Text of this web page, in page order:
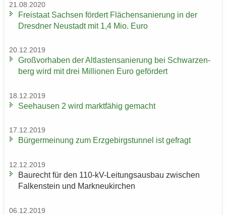
21.08.2020
Frei­staat Sach­sen för­dert Flä­chen­sa­nie­rung in der
Dresd­ner Neu­stadt mit 1,4 Mio. Euro
20.12.2019
Groß­vor­ha­ben der Alt­las­ten­sa­nie­rung bei Schwar­zen­
berg wird mit drei Mil­lio­nen Euro ge­för­dert
18.12.2019
See­hau­sen 2 wird markt­fä­hig ge­macht
17.12.2019
Bür­ger­mei­nung zum Erz­ge­birgs­tun­nel ist ge­fragt
12.12.2019
Bau­recht für den 110-​kV-Leitungsausbau zwi­schen
Fal­ken­stein und Mark­neu­kir­chen
06.12.2019